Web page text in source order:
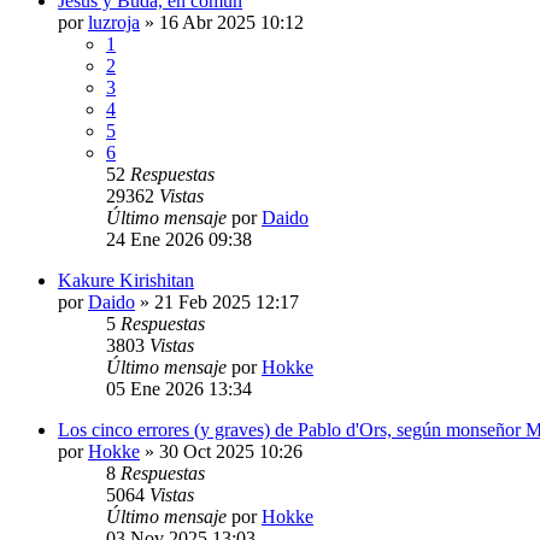
porluzroja » 16 Abr 2025 10:12
1
2
3
4
5
6
52 Respuestas
29362 Vistas
Último mensaje porDaido
24 Ene 2026 09:38
Kakure Kirishitan
porDaido » 21 Feb 2025 12:17
5 Respuestas
3803 Vistas
Último mensaje porHokke
05 Ene 2026 13:34
Los cinco errores (y graves) de Pablo d'Ors, según monseñor
porHokke » 30 Oct 2025 10:26
8 Respuestas
5064 Vistas
Último mensaje porHokke